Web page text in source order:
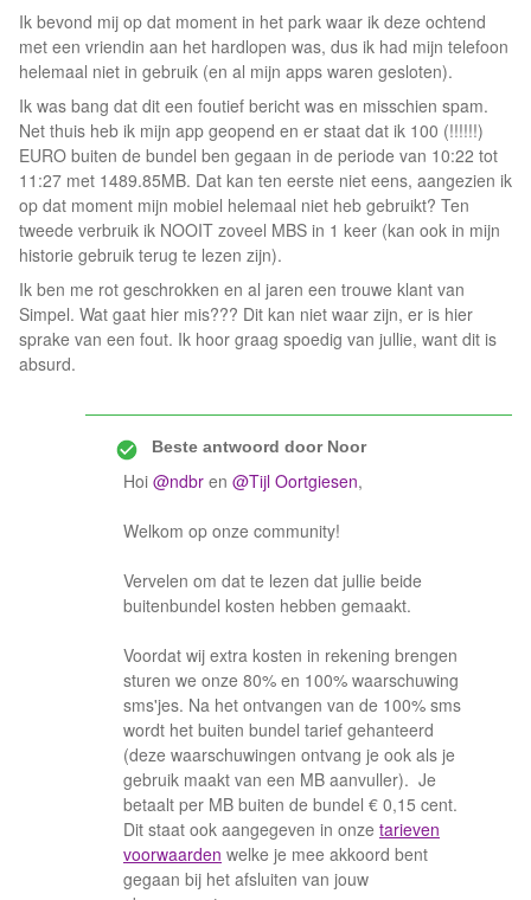
Ik bevond mij op dat moment in het park waar ik deze ochtend
met een vriendin aan het hardlopen was, dus ik had mijn telefoon
helemaal niet in gebruik (en al mijn apps waren gesloten).
Ik was bang dat dit een foutief bericht was en misschien spam.
Net thuis heb ik mijn app geopend en er staat dat ik 100 (!!!!!!)
EURO buiten de bundel ben gegaan in de periode van 10:22 tot
11:27 met 1489.85MB. Dat kan ten eerste niet eens, aangezien ik
op dat moment mijn mobiel helemaal niet heb gebruikt? Ten
tweede verbruik ik NOOIT zoveel MBS in 1 keer (kan ook in mijn
historie gebruik terug te lezen zijn).
Ik ben me rot geschrokken en al jaren een trouwe klant van
Simpel. Wat gaat hier mis??? Dit kan niet waar zijn, er is hier
sprake van een fout. Ik hoor graag spoedig van jullie, want dit is
absurd.
Beste antwoord doorNoor
Hoi @ndbr en @Tijl Oortgiesen,
Welkom op onze community!
Vervelen om dat te lezen dat jullie beide
buitenbundel kosten hebben gemaakt.
Voordat wij extra kosten in rekening brengen
sturen we onze 80% en 100% waarschuwing
sms'jes. Na het ontvangen van de 100% sms
wordt het buiten bundel tarief gehanteerd
(deze waarschuwingen ontvang je ook als je
gebruik maakt van een MB aanvuller). Je
betaalt per MB buiten de bundel € 0,15 cent.
Dit staat ook aangegeven in onze tarieven
voorwaarden welke je mee akkoord bent
gegaan bij het afsluiten van jouw